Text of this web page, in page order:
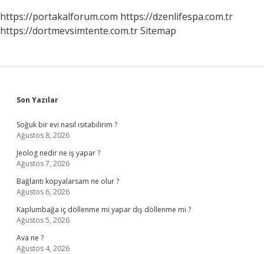
https://portakalforum.com https://dzenlifespa.com.tr
https://dortmevsimtente.com.trSitemap
Sidebar
Son Yazılar
Soğuk bir evi nasıl ısıtabilirim ?
Ağustos 8, 2026
Jeolog nedir ne iş yapar ?
Ağustos 7, 2026
Bağlantı kopyalarsam ne olur ?
Ağustos 6, 2026
Kaplumbağa iç döllenme mi yapar dış döllenme mi ?
Ağustos 5, 2026
Ava ne ?
Ağustos 4, 2026